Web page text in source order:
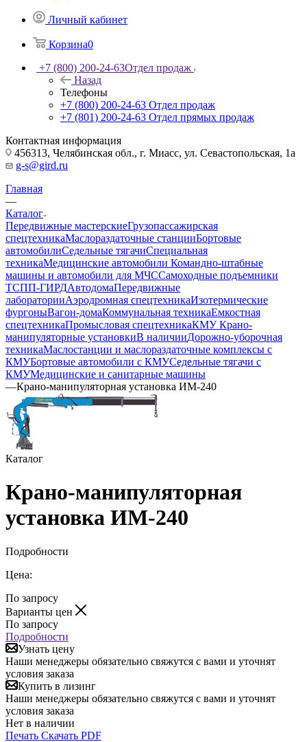
Личный кабинет
Корзина0
+7 (800) 200-24-63Отдел продаж
Назад
Телефоны
+7 (800) 200-24-63 Отдел продаж
+7 (801) 200-24-63 Отдел прямых продаж
Контактная информация
456313, Челябинская обл., г. Миасс, ул. Севастопольская, 1а
g-s@gird.ru
Главная
—
Каталог
Передвижные мастерскиеГрузопассажирская
спецтехникаМаслораздаточные станцииБортовые
автомобилиСедельные тягачиСпециальная
техникаМедицинские автомобили Командно-штабные
машины и автомобили для МЧССамоходные подъемники
ТСПП-ГИРДАвтодомаПередвижные
лабораторииАэродромная спецтехникаИзотермические
фургоныВагон-домаКоммунальная техникаЕмкостная
спецтехникаПромысловая спецтехникаКМУ Крано-
манипуляторные установкиВ наличииДорожно-уборочная
техникаМаслостанции и маслораздаточные комплексы с
КМУБортовые автомобили с КМУСедельные тягачи с
КМУМедицинские и санитарные машины
—Крано-манипуляторная установка ИМ-240
Каталог
Крано-манипуляторная
установка ИМ-240
Подробности
Цена:
По запросу
Варианты цен
По запросу
Подробности
Узнать цену
Наши менеджеры обязательно свяжутся с вами и уточнят
условия заказа
Купить в лизинг
Наши менеджеры обязательно свяжутся с вами и уточнят
условия заказа
Нет в наличии
Печать Скачать PDF